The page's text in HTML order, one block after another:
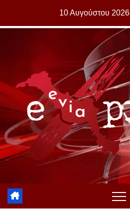
10 Αυγούστου 2026